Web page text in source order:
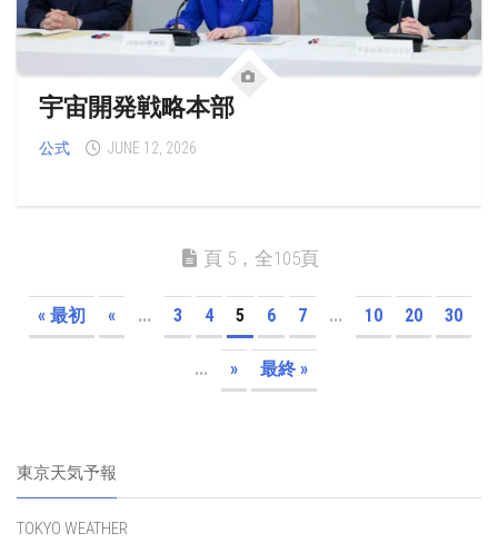
宇宙開発戦略本部
公式 JUNE 12, 2026
頁 5，全105頁
« 最初 « ... 3 4 5 6 7 ... 10 20 30
... » 最終 »
東京天気予報
TOKYO WEATHER